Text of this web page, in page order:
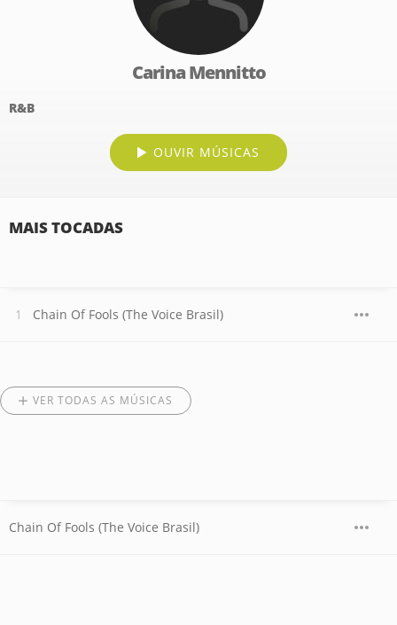
Carina Mennitto
R&B
OUVIR MÚSICAS
MAIS TOCADAS
Chain Of Fools (The Voice Brasil)
VER TODAS AS MÚSICAS
Chain Of Fools (The Voice Brasil)